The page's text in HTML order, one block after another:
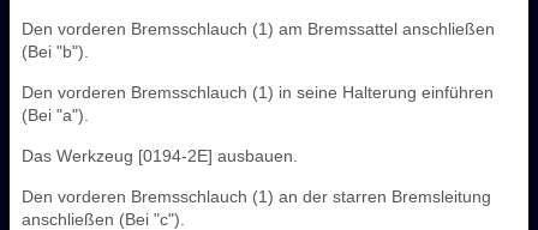
Den vorderen Bremsschlauch (1) am Bremssattel anschließen
(Bei "b").
Den vorderen Bremsschlauch (1) in seine Halterung einführen
(Bei "a").
Das Werkzeug [0194-2E] ausbauen.
Den vorderen Bremsschlauch (1) an der starren Bremsleitung
anschließen (Bei "c").